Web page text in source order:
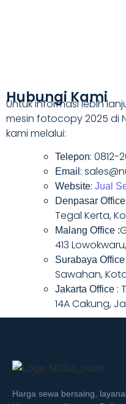
Hubungi Kami
Untuk informasi lebih
mesin fotocopy 2025 di
kami melalui:
Telepon: 0812-
Email :
Website: Jual
Denpasar
Tegal Kerta,
Malang Office :
413
Surabaya Office
Sawahan,
Jakarta Office :
14A Cakung,
Harga sewa bersaing,